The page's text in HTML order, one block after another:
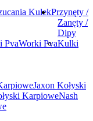
Kulek
PvaWorki Pva
Jaxon Kołyski
KarpioweNash
Przynęty /
Zanęty /
Dipy
Kulki